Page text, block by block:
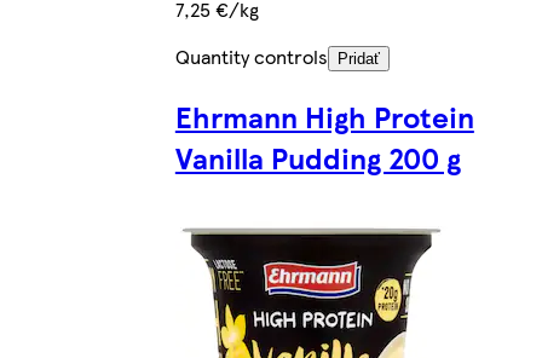
7,25 €/kg
Quantity controls
Pridať
Ehrmann High Protein
Vanilla Pudding 200 g